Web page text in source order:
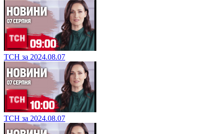
ТСН за 2024.08.07
ТСН за 2024.08.07